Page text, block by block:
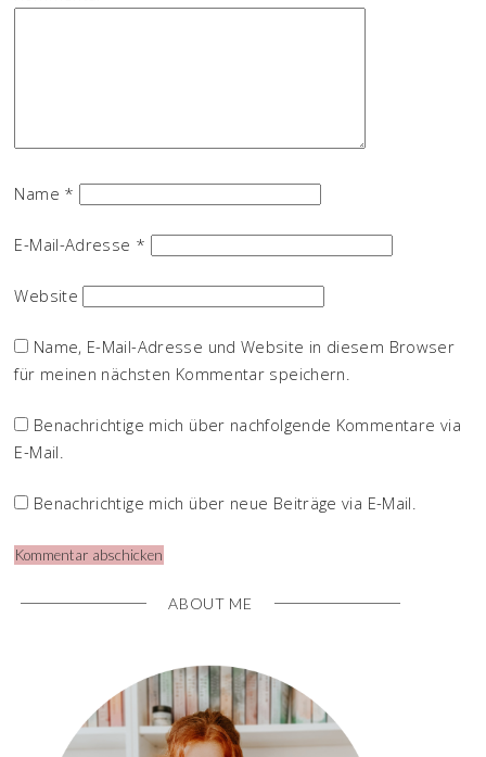
Name *
E-Mail-Adresse *
Website
Name, E-Mail-Adresse und Website in diesem Browser
für meinen nächsten Kommentar speichern.
Benachrichtige mich über nachfolgende Kommentare via
E-Mail.
Benachrichtige mich über neue Beiträge via E-Mail.
ABOUT ME